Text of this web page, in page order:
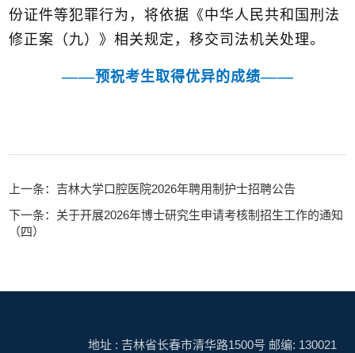
份证件等犯罪行为，将依据《中华人民共和国刑法
修正案（九）》相关规定，移交司法机关处理。
——预祝考生取得优异的成绩——
上一条：吉林大学口腔医院2026年聘用制护士招聘公告
下一条：关于开展2026年博士研究生申请考核制招生工作的通知
（四）
地址 : 吉林省长春市清华路1500号 邮编: 130021